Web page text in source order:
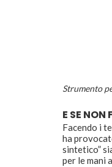
Strumento
E SE NON
Facendo i
ha
sintetico”
per le mani